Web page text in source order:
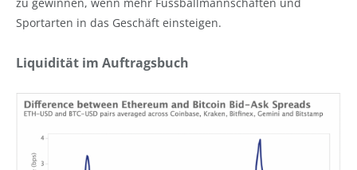
zu gewinnen, wenn mehr Fussballmannschaften und
Sportarten in das Geschäft einsteigen.
Liquidität im Auftragsbuch